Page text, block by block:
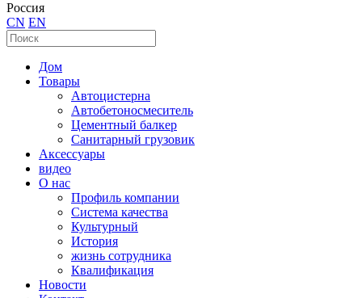
Россия
CN EN
Дом
Товары
Автоцистерна
Автобетоносмеситель
Цементный балкер
Санитарный грузовик
Аксессуары
видео
О нас
Профиль компании
Система качества
Культурный
История
жизнь сотрудника
Квалификация
Новости